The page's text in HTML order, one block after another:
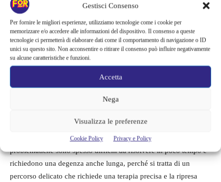
Gestisci Consenso
Per fornire le migliori esperienze, utilizziamo tecnologie come i cookie per
memorizzare e/o accedere alle informazioni del dispositivo. Il consenso a queste
tecnologie ci permetterà di elaborare dati come il comportamento di navigazione o ID
unici su questo sito. Non acconsentire o ritirare il consenso può influire negativamente
su alcune caratteristiche e funzioni.
Accetta
Nega
Visualizza le preferenze
Cookie Policy Privacy e Policy
Daniele Scardina sul ring
Il progressivo miglioramento di
Il bollettino quindi fa ben sperare anche se questo genere di
problematiche sono spesso difficili da risolvere in poco tempo e
richiedono una degenza anche lunga, perché si tratta di un
percorso delicato che richiede una terapia precisa e la ripresa